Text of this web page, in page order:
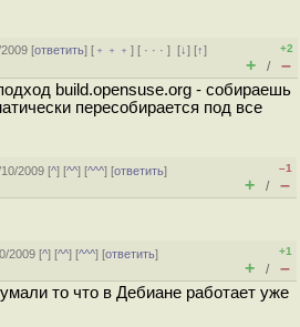
[ответить] [ ﹢﹢﹢] [ · · ·][↓] [↑]
+2
+ / –
build.opensuse.org - собираешь
пересобирается под все
2009 [^] [^^] [^^^] [ответить]
–1
+ / –
2009 [^] [^^] [^^^] [ответить]
+1
+ / –
то что в Дебиане работает уже